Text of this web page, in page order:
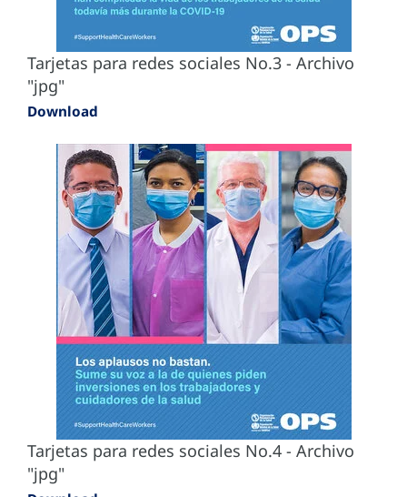
Tarjetas para redes sociales No.3 - Archivo
"jpg"
Download
Tarjetas para redes sociales No.4 - Archivo
"jpg"